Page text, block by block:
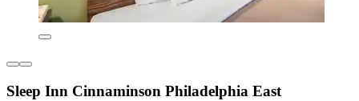
Sleep Inn Cinnaminson Philadelphia East